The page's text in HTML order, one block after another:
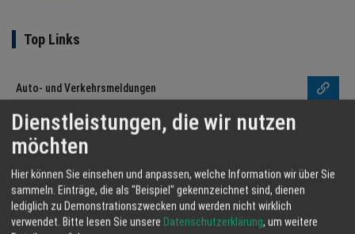
Top Links
Auto- und Verkehrsmeldungen
Techniktrends
Blinde Kuh - Kindersuchmaschine
Bundesliga mit Spielplan
Dienstleistungen, die wir nutzen
möchten
Hier können Sie einsehen und anpassen, welche Information wir über Sie
sammeln. Einträge, die als "Beispiel" gekennzeichnet sind, dienen
lediglich zu Demonstrationszwecken und werden nicht wirklich
verwendet. Bitte lesen Sie unsere Datenschutzerklärung, um weitere